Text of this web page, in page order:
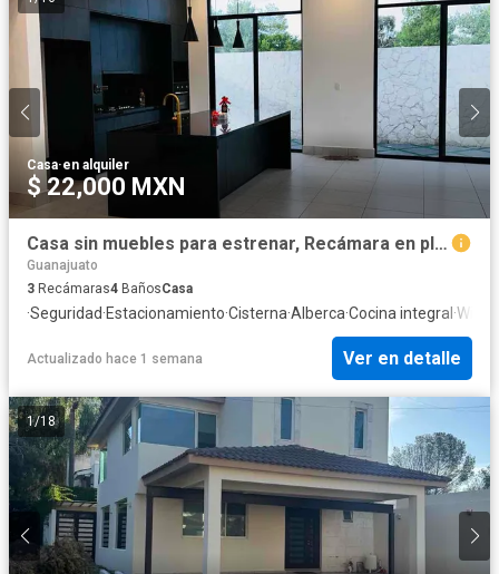
Casa·en alquiler
$ 22,000 MXN
Casa sin muebles para estrenar, Recámara en planta baja. Zirándaro Clib de golf
Guanajuato
3 Recámaras4 BañosCasa
·Seguridad·Estacionamiento·Cisterna·Alberca·Cocina integral ·Wifi
Actualizado hace 1 semana Ver en detalle
1/18